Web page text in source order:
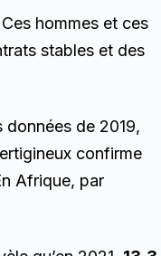
hommes et ces
stables et des
données de 2019,
confirme
Afrique, par